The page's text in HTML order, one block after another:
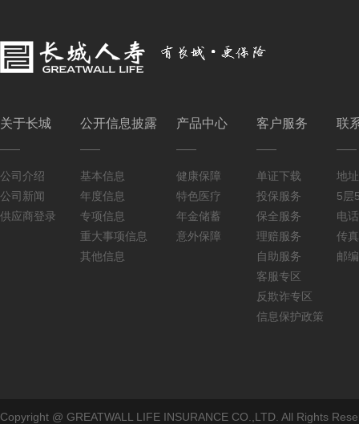
关于长城
公司介绍
公司新闻
供应商登录
公开信息披露
基本信息
年度信息
专项信息
重大事项信息
其他信息
产品中心
健康保障
特色医疗
年金储蓄
意外保障
客户服务
单证下载
投保服务
保全服务
理赔服务
自助服务
客服专区
反欺诈专区
信息保护政策
联
地
5层
电
传
邮
Copyright @ GREATWALL LIFE INSURANCE CO.,LTD. All Rights